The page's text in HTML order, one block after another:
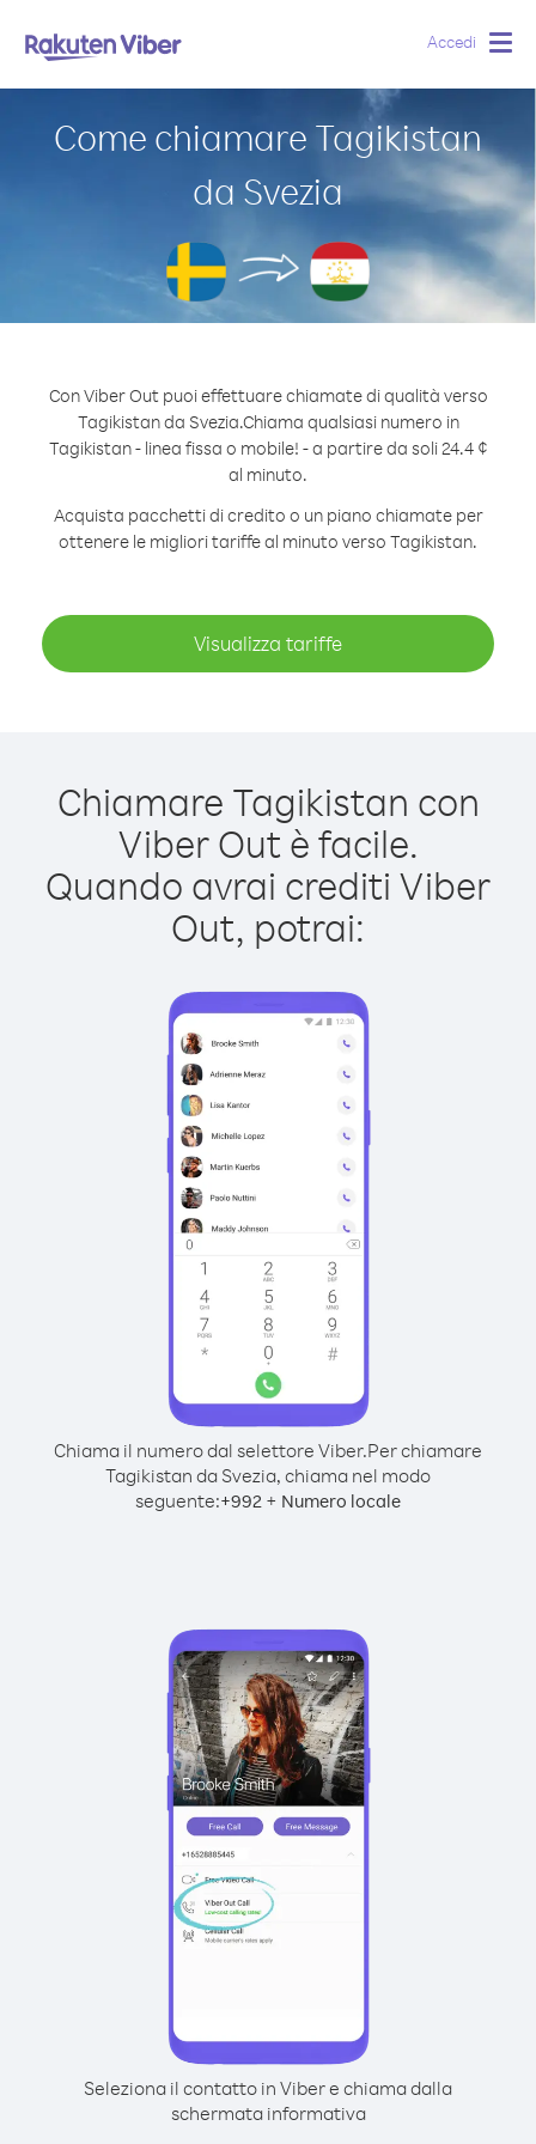
Accedi
Come chiamare Tagikistan
da Svezia
Con Viber Out puoi effettuare chiamate di qualità verso
Tagikistan da Svezia.Chiama qualsiasi numero in
Tagikistan - linea fissa o mobile! - a partire da soli 24.4 ¢
al minuto.
Acquista pacchetti di credito o un piano chiamate per
ottenere le migliori tariffe al minuto verso Tagikistan.
Visualizza tariffe
Chiamare Tagikistan con
Viber Out è facile.
Quando avrai crediti Viber
Out, potrai:
Chiama il numero dal selettore Viber.Per chiamare
Tagikistan da Svezia, chiama nel modo
seguente:+992 + Numero locale
Seleziona il contatto in Viber e chiama dalla
schermata informativa